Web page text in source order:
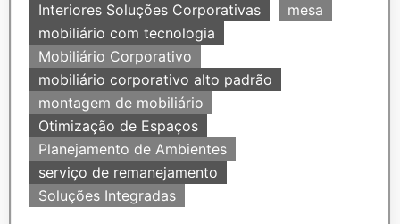
Interiores Soluções Corporativas
mesa
mobiliário com tecnologia
Mobiliário Corporativo
mobiliário corporativo alto padrão
montagem de mobiliário
Otimização de Espaços
Planejamento de Ambientes
serviço de remanejamento
Soluções Integradas